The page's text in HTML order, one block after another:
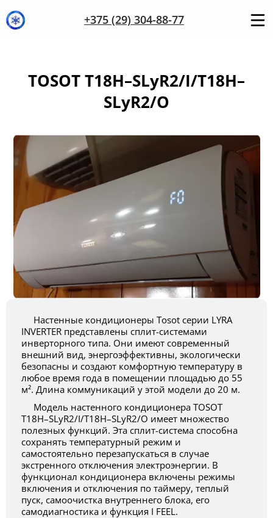
+375 (29) 304-88-77
TOSOT T18H–SLyR2/I/T18H–
SLyR2/O
Настенные кондиционеры Tosot серии LYRA
INVERTER представлены сплит-системами
инверторного типа. Они имеют современный
внешний вид, энергоэффективны, экологически
безопасны и создают комфортную температуру в
любое время года в помещении площадью до 55
м². Длина коммуникаций у этой модели до 20 м.
Модель настенного кондиционера TOSOT
T18H–SLyR2/I/T18H–SLyR2/O имеет множество
полезных функций. Эта сплит-система способна
сохранять температурный режим и
самостоятельно перезапускаться в случае
экстренного отключения электроэнергии. В
функционал кондиционера включены режимы
включения и отключения по таймеру, теплый
пуск, самоочистка внутреннего блока, его
самодиагностика и функция I FEEL.